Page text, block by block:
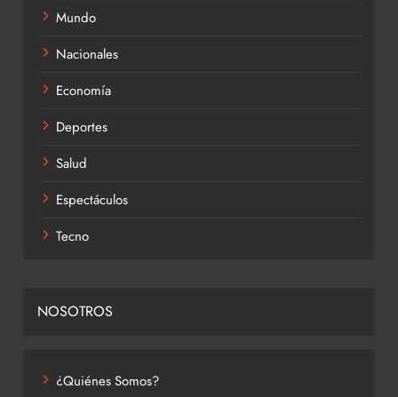
Mundo
Nacionales
Economía
Deportes
Salud
Espectáculos
Tecno
NOSOTROS
¿Quiénes Somos?